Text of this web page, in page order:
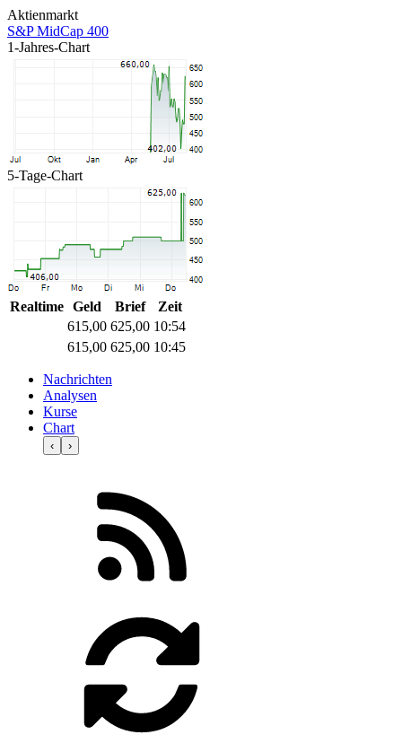
Aktienmarkt
S&P MidCap 400
1-Jahres-Chart
5-Tage-Chart
Realtime Geld Brief
Zeit
615,00 625,00 10:54
615,00 625,00 10:45
Nachrichten
Analysen
Kurse
Chart
‹ ›